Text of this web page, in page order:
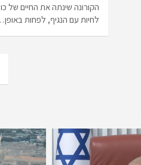
הקורונה שינתה את החיים של
לחיות עם הנגיף, לפחות